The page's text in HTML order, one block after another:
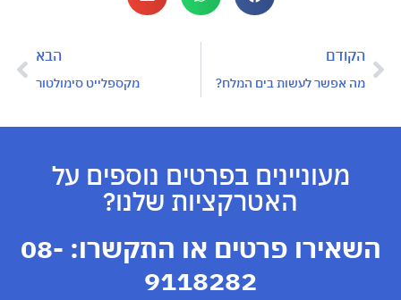
הקודם
מה אפשר לעשות בים המלח?
הבא
מקספלייט סימולטור
מעוניינים בפרטים נוספים על
האטרקציות שלנו?
השאירו פרטים או התקשרו: 08-
9118282